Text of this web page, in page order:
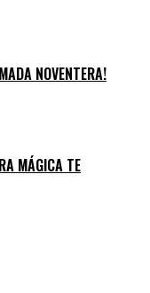
NOVENTERA!
MÁGICA TE